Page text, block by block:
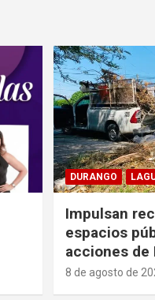
DURANGO
Impulsan
espacios
acciones de
8 de agosto de